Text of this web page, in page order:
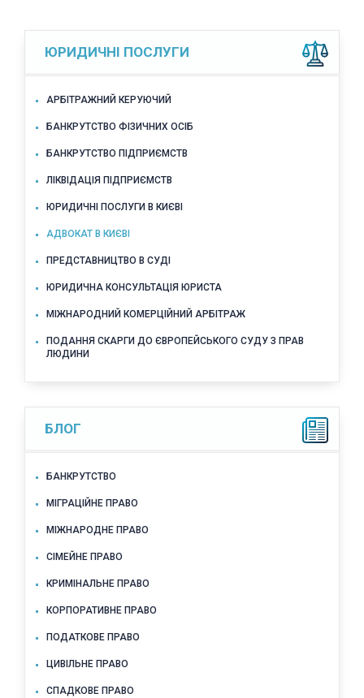
ЮРИДИЧНІ ПОСЛУГИ
АРБІТРАЖНИЙ КЕРУЮЧИЙ
БАНКРУТСТВО ФІЗИЧНИХ ОСІБ
БАНКРУТСТВО ПІДПРИЄМСТВ
ЛІКВІДАЦІЯ ПІДПРИЄМСТВ
ЮРИДИЧНІ ПОСЛУГИ В КИЄВІ
АДВОКАТ В КИЄВІ
ПРЕДСТАВНИЦТВО В СУДІ
ЮРИДИЧНА КОНСУЛЬТАЦІЯ ЮРИСТА
МІЖНАРОДНИЙ КОМЕРЦІЙНИЙ АРБІТРАЖ
ПОДАННЯ СКАРГИ ДО ЄВРОПЕЙСЬКОГО СУДУ З ПРАВ
ЛЮДИНИ
БЛОГ
БАНКРУТСТВО
МІГРАЦІЙНЕ ПРАВО
МІЖНАРОДНЕ ПРАВО
СІМЕЙНЕ ПРАВО
КРИМІНАЛЬНЕ ПРАВО
КОРПОРАТИВНЕ ПРАВО
ПОДАТКОВЕ ПРАВО
ЦИВІЛЬНЕ ПРАВО
СПАДКОВЕ ПРАВО